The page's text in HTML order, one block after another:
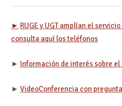
► RUGE y UGT amplían el
consulta aquí los teléfonos
► Información de interés sobre el
► VideoConferencia con